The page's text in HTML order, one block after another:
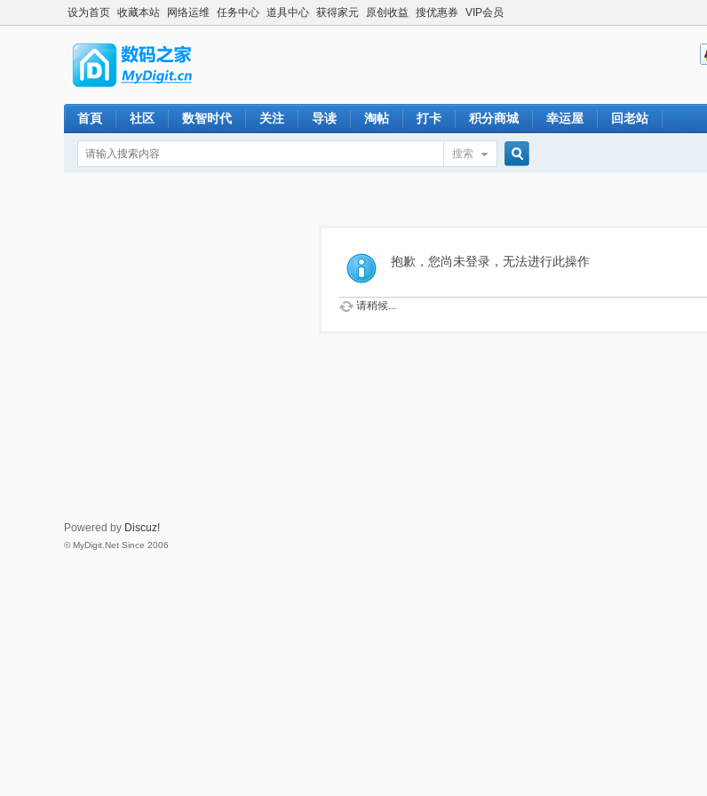
设为首页 收藏本站 网络运维 任务中心 道具中心 获得家元 原创收益 搜优惠券 VIP会员
首頁 社区 数智时代 关注 导读 淘帖 打卡 积分商城 幸运屋 回老站
搜索
索
抱歉，您尚未登录，无法进行此操作
请稍候...
Powered by Discuz!
© MyDigit.Net Since 2006